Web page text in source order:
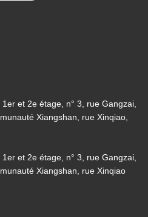
et 2e étage, n° 3, rue Gangzai,
Xiangshan, rue Xinqiao,
et 2e étage, n° 3, rue Gangzai,
Xiangshan, rue Xinqiao